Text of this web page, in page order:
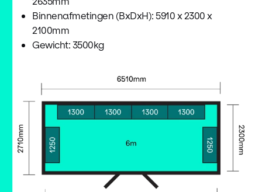
Binnenafmetingen (BxDxH): 5910 x 2300 x
2100mm
Gewicht: 3500kg